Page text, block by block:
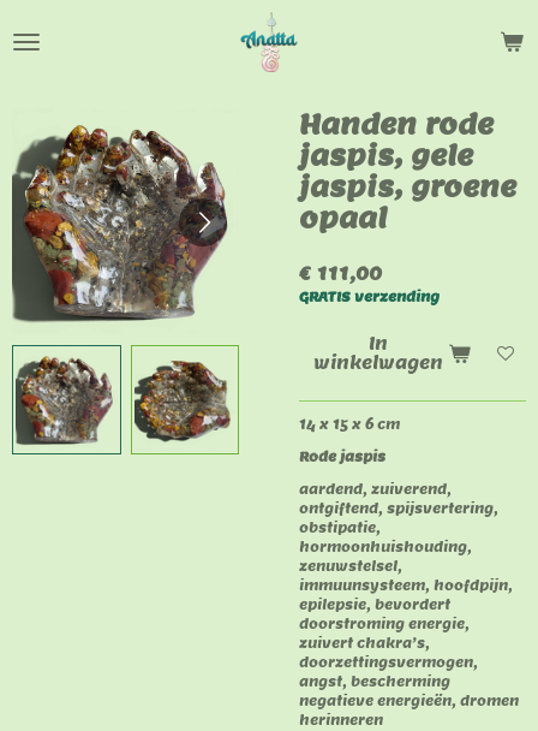
direct
Handen rode
jaspis, gele
jaspis, groene
opaal
€ 111,00
GRATIS verzending
In
winkelwagen
14 x 15 x 6 cm
Rode jaspis
aardend, zuiverend,
ontgiftend, spijsvertering,
obstipatie,
hormoonhuishouding,
zenuwstelsel,
immuunsysteem, hoofdpijn,
epilepsie, bevordert
doorstroming energie,
zuivert chakra’s,
doorzettingsvermogen,
angst, bescherming
negatieve energieën, dromen
herinneren